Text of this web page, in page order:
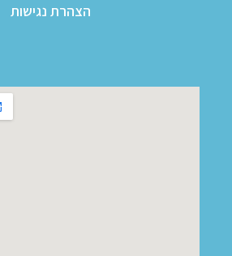
הצהרת נגישות